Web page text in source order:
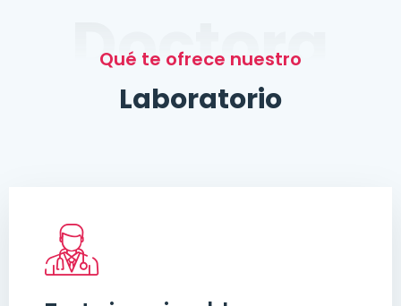
Doctora
Qué te ofrece nuestro
Laboratorio